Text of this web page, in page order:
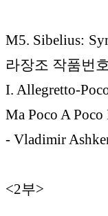
M5. Sibelius:
라장조 작품번
I. Allegretto-
Ma Poco A
- Vladimir
<2부>